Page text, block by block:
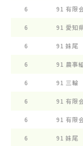
6 91 有限
6 91 愛知
6 91 妹尾
6 91 農事
6 91 三輪
6 91 有限
6 91 有限
6 91 妹尾